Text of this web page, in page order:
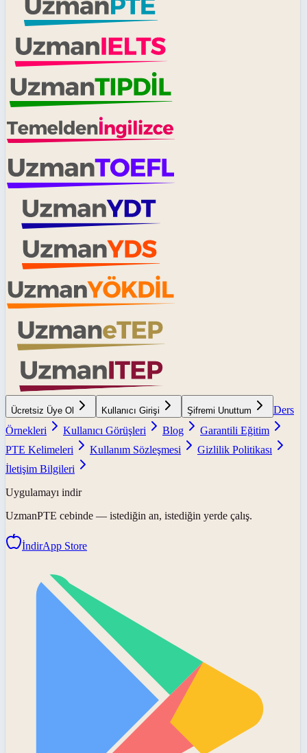
Ücretsiz Üye Ol Kullanıcı Girişi Şifremi Unuttum
Ders
Örnekleri
Kullanıcı Görüşleri Blog
Garantili Eğitim
PTE Kelimeleri
Kullanım Sözleşmesi
Gizlilik Politikası
İletişim Bilgileri
Uygulamayı indir
UzmanPTE cebinde — istediğin an, istediğin yerde çalış.
İndirApp Store